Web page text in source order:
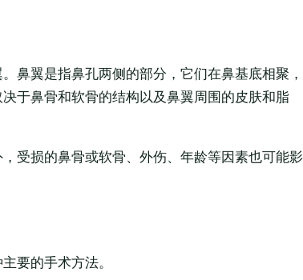
鼻翼是指鼻孔两侧的部分，它们在鼻基底相聚，
于鼻骨和软骨的结构以及鼻翼周围的皮肤和脂
受损的鼻骨或软骨、外伤、年龄等因素也可能影
要的手术方法。